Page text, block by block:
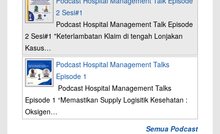
2 Sesi#1
Podcast Hospital Management Talk Episode
2 Sesi#1 "Keterlambatan Klaim di tengah Lonjakan
Kasus…
Podcast Hospital Management Talks
Episode 1
Podcast Hospital Management Talks
Episode 1 “Memastikan Supply Logisitik Kesehatan :
Oksigen…
Semua Podcast